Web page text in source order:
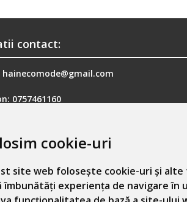
cookie-uri
site web folosește cookie-uri și
îmbunătăți experiența de navigare în
contact:
hainecomode@gmail.com
0757461160